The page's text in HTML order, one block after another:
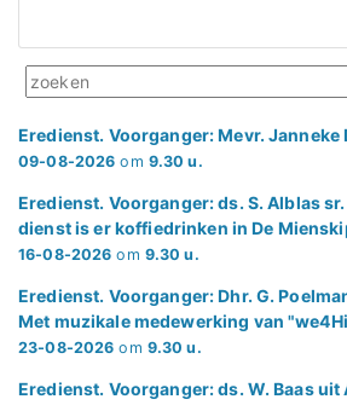
Eredienst. Voorganger: Mevr. Janneke
09-08-2026 om 9.30 u.
Eredienst. Voorganger: ds. S. Alblas
dienst is er koffiedrinken in De
16-08-2026 om 9.30 u.
Eredienst. Voorganger: Dhr. G.
Met muzikale medewerking van
23-08-2026 om 9.30 u.
Eredienst. Voorganger: ds. W. Baas uit